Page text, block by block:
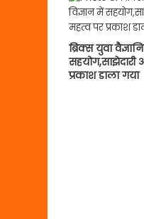
ब्रिक्स युवा
प्रकाश डाला गया